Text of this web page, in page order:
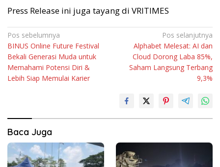
Press Release ini juga tayang di VRITIMES
Navigasi
pos
Pos sebelumnya
BINUS Online Future Festival
Bekali Generasi Muda untuk
Memahami Potensi Diri &
Lebih Siap Memulai Karier
Pos selanjutnya
Alphabet Melesat: AI dan
Cloud Dorong Laba 85%,
Saham Langsung Terbang
9,3%
Baca Juga